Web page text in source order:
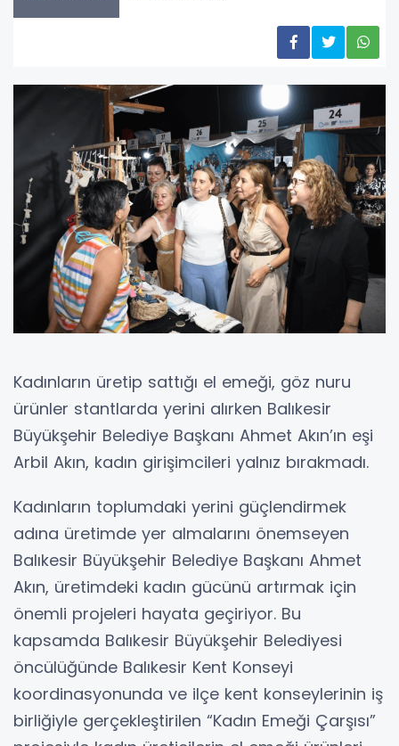
Kadınların üretip sattığı el emeği, göz nuru
ürünler stantlarda yerini alırken Balıkesir
Büyükşehir Belediye Başkanı Ahmet Akın’ın eşi
Arbil Akın, kadın girişimcileri yalnız bırakmadı.
Kadınların toplumdaki yerini güçlendirmek
adına üretimde yer almalarını önemseyen
Balıkesir Büyükşehir Belediye Başkanı Ahmet
Akın, üretimdeki kadın gücünü artırmak için
önemli projeleri hayata geçiriyor. Bu
kapsamda Balıkesir Büyükşehir Belediyesi
öncülüğünde Balıkesir Kent Konseyi
koordinasyonunda ve ilçe kent konseylerinin iş
birliğiyle gerçekleştirilen “Kadın Emeği Çarşısı”